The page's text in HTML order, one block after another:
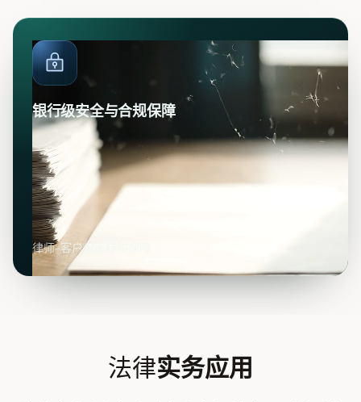
银行级安全与合规保障
律师-客户保密特权保障
法律实务应用